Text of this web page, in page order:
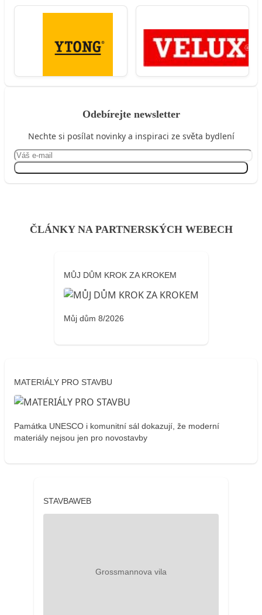
Odebírejte newsletter
Nechte si posílat novinky a inspiraci ze světa bydlení
ČLÁNKY NA PARTNERSKÝCH WEBECH
MŮJ DŮM KROK ZA KROKEM
Můj dům 8/2026
MATERIÁLY PRO STAVBU
Památka UNESCO i komunitní sál dokazují, že moderní
materiály nejsou jen pro novostavby
STAVBAWEB